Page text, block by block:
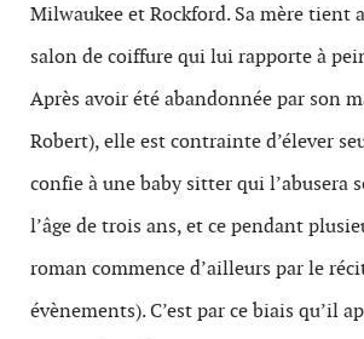
Milwaukee et Rockford. Sa mère tient
salon de coiffure qui lui rapporte à
Après avoir été abandonnée par son
Robert), elle est contrainte d’élever
confie à une baby sitter qui l’abusera
l’âge de trois ans, et ce pendant
roman commence d’ailleurs par le
évènements). C’est par ce biais qu’il